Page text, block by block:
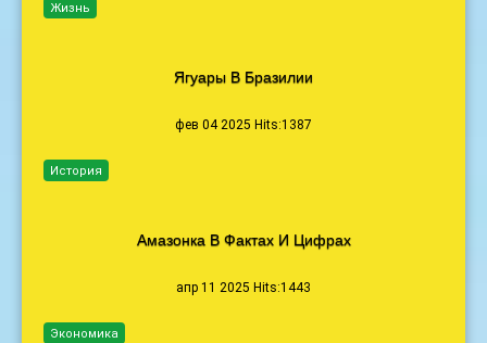
Ягуары В Бразилии
фев 04 2025 Hits:1387
Жизнь
Амазонка В Фактах И Цифрах
апр 11 2025 Hits:1443
История
Экономика